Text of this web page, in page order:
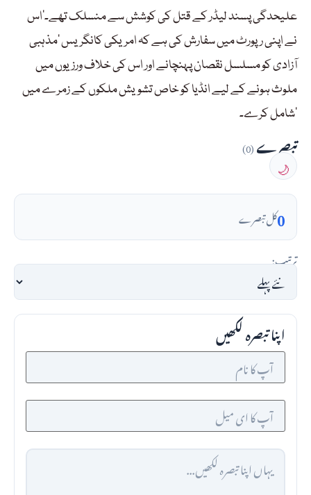
علیحدگی پسند لیڈر کے قتل کی کوشش سے منسلک تھے۔’اس
نے اپنی رپورٹ میں سفارش کی ہے کہ امریکی کانگریس ‘مذہبی
آزادی کو مسلسل نقصان پہنچانے اور اس کی خلاف ورزیوں میں
ملوث ہونے کے لیے انڈیا کو خاص تشویش ملکوں کے زمرے میں
شامل کرے۔’
تبصرے(0)
🌙
0کل تبصرے
ترتیب:
اپنا تبصرہ لکھیں